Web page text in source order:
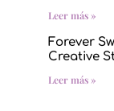
Leer más »
Forever
Creative
Leer más »